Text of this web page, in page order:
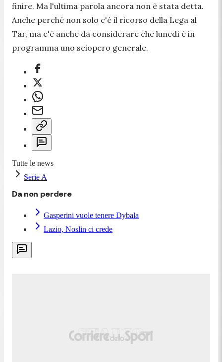
finire. Ma l'ultima parola ancora non è stata detta.
Anche perché non solo c'è il ricorso della Lega al
Tar, ma c'è anche da considerare che lunedì è in
programma uno sciopero generale.
Tutte le news
Serie A
Da non perdere
Gasperini vuole tenere Dybala
Lazio, Noslin ci crede